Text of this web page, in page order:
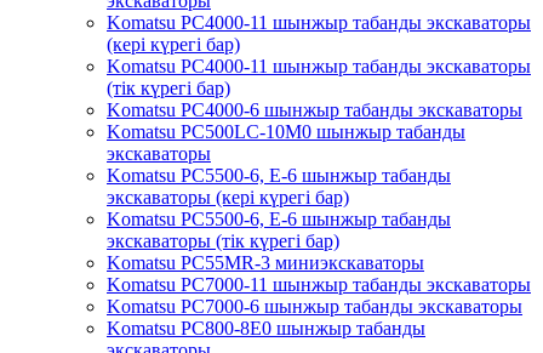
Komatsu PC4000-11 шынжыр табанды экскаваторы
(кері күрегі бар)
Komatsu PC4000-11 шынжыр табанды экскаваторы
(тік күрегі бар)
Komatsu PC4000-6 шынжыр табанды экскаваторы
Komatsu PC500LC-10M0 шынжыр табанды
экскаваторы
Komatsu PC5500-6, Е-6 шынжыр табанды
экскаваторы (кері күрегі бар)
Komatsu PC5500-6, Е-6 шынжыр табанды
экскаваторы (тік күрегі бар)
Komatsu PC55MR-3 миниэкскаваторы
Komatsu PC7000-11 шынжыр табанды экскаваторы
Komatsu PC7000-6 шынжыр табанды экскаваторы
Komatsu PC800-8E0 шынжыр табанды